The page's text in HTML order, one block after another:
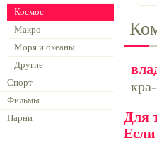
Космос
Макро
Моря и океаны
Другие
Спорт
Фильмы
Парни
Для